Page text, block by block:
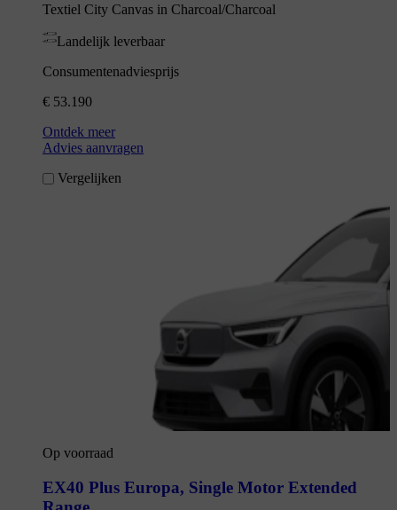
Textiel City Canvas in Charcoal/Charcoal
Landelijk leverbaar
Consumentenadviesprijs
€ 53.190
Ontdek meer
Advies aanvragen
Vergelijken
Op voorraad
EX40 Plus Europa, Single Motor Extended